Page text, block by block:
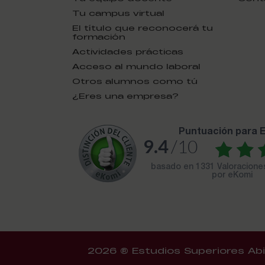
Tu campus virtual
El título que reconocerá tu
formación
Actividades prácticas
Acceso al mundo laboral
Otros alumnos como tú
¿Eres una empresa?
puntuación para
9.4/10
basado en 1331
por eKomi
2026 ® Estudios Superiores